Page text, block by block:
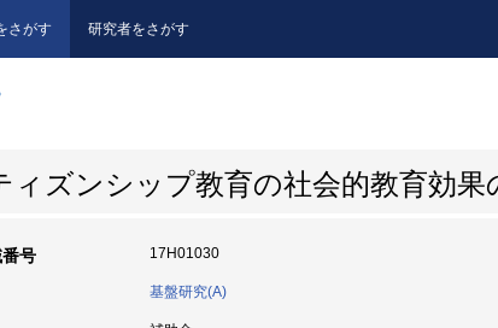
さがす 研究者をさがす
ィズンシップ教育の社会的教育効果
号 17H01030
基盤研究(A)